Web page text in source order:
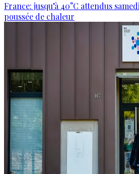
France: jusqu’à 40°C attendus
poussée de chaleur